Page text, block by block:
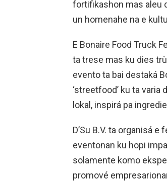
fortifikashon mas aleu
un homenahe na e
E Bonaire Food Truck
ta trese mas ku dies
evento ta bai destaká
‘streetfood’ ku ta
lokal, inspirá pa
D’Su B.V. ta organisá
eventonan ku hopi
solamente komo
promové